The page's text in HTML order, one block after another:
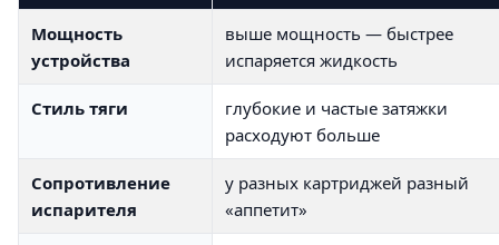
Мощность
устройства
выше мощность — быстрее
испаряется жидкость
Стиль тяги
глубокие и частые затяжки
расходуют больше
Сопротивление
испарителя
у разных картриджей разный
«аппетит»